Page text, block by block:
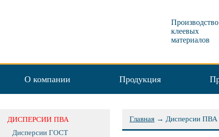
Производство
клеевых
материалов
О компании Продукция
ДИСПЕРСИИ ПВА
Дисперсии ГОСТ
Главная → Дисперсии ПВА